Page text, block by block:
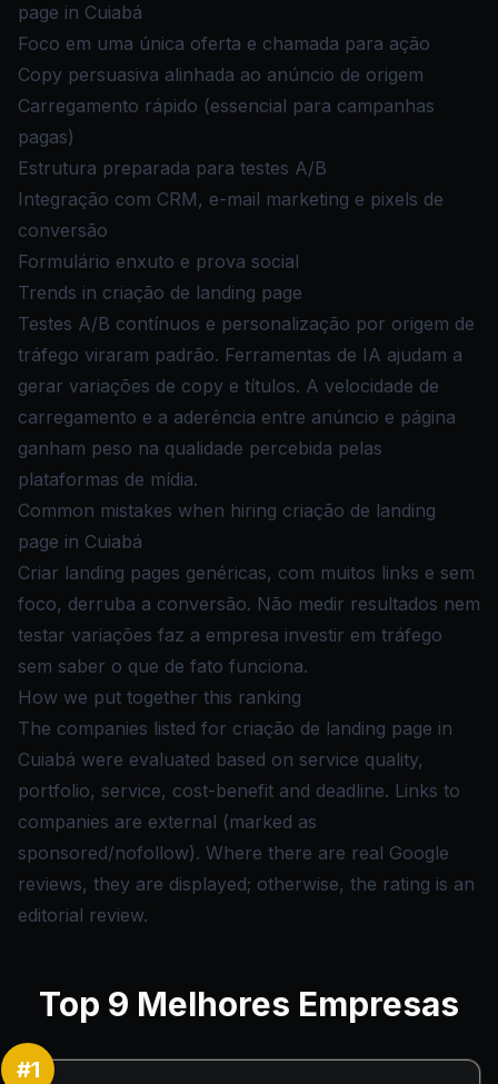
page in Cuiabá
Foco em uma única oferta e chamada para ação
Copy persuasiva alinhada ao anúncio de origem
Carregamento rápido (essencial para campanhas
pagas)
Estrutura preparada para testes A/B
Integração com CRM, e-mail marketing e pixels de
conversão
Formulário enxuto e prova social
Trends in criação de landing page
Testes A/B contínuos e personalização por origem de
tráfego viraram padrão. Ferramentas de IA ajudam a
gerar variações de copy e títulos. A velocidade de
carregamento e a aderência entre anúncio e página
ganham peso na qualidade percebida pelas
plataformas de mídia.
Common mistakes when hiring criação de landing
page in Cuiabá
Criar landing pages genéricas, com muitos links e sem
foco, derruba a conversão. Não medir resultados nem
testar variações faz a empresa investir em tráfego
sem saber o que de fato funciona.
How we put together this ranking
The companies listed for criação de landing page in
Cuiabá were evaluated based on service quality,
portfolio, service, cost-benefit and deadline. Links to
companies are external (marked as
sponsored/nofollow). Where there are real Google
reviews, they are displayed; otherwise, the rating is an
editorial review.
Top 9 Melhores Empresas
#1